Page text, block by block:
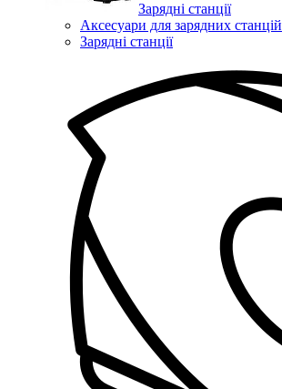
Зарядні станції
Аксесуари для зарядних станцій
Зарядні станції